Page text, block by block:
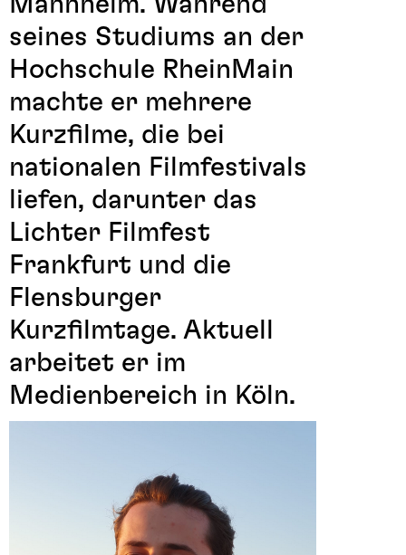
seines Studiums an der
Hochschule RheinMain
machte er mehrere
Kurzfilme, die bei
nationalen Filmfestivals
liefen, darunter das
Lichter Filmfest
Frankfurt und die
Flensburger
Kurzfilmtage. Aktuell
arbeitet er im
Medienbereich in Köln.